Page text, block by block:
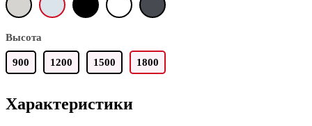
Высота
900 1200 1500 1800
Характеристики